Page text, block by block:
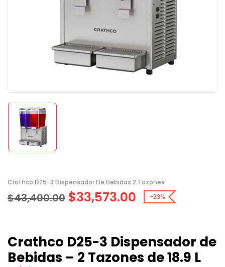
Crathco D25-3 Dispensador De Bebidas 2 Tazones
$43,400.00 $33,573.00 -23%
Crathco D25-3 Dispensador de
Bebidas – 2 Tazones de 18.9 L